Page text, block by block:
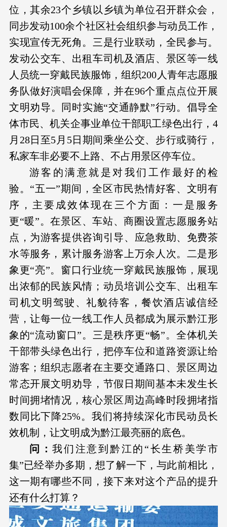
位，其余23个乡镇以乡镇为单位召开群众会，
同步发动100余个社区社会组织参与动员工作，
实现宣传无死角。三是行业联动，全民参与。
发动公交车、出租车司机及酒店、景区等一线
人员统一穿戴民族服饰，组织200人青年志愿服
务队做好演唱会保障，并在96个重点点位开展
文明劝导。同时实施“交通静默”行动。倡导全
体市民、机关企事业单位干部职工绿色出行，4
月28日至5月5日期间乘坐公交、步行或骑行，
私家车非必要不上路、不占用景区停车位。
游客的满意就是对我们工作最好的检
验。“五一”期间，全区市民热情好客、文明有
序，主要成效体现在三个方面：一是服务
更“暖”。在景区、车站、商圈设置志愿服务站
点，为游客提供咨询引导、应急救助、免费茶
水等服务，累计服务游客上万余人次。二是形
象更“亮”。窗口行业统一穿戴民族服饰，展现
出浓郁的民族风情；动员培训公交车、出租车
司机文明驾驶、礼貌待客，餐饮酒店诚信经
营，让每一位一线工作人员都成为展示黔江形
象的“流动窗口”。三是秩序更“畅”。全体机关
干部带头绿色出行，把停车位和道路资源让给
游客；组织志愿者在主要交通路口、景区周边
常态开展文明劝导，节假日期间基本未发生长
时间拥堵情况，核心景区周边高峰时段拥堵指
数同比下降25%。我们将持续深化市民动员长
效机制，让文明成为黔江最亮丽的底色。
问：我们注意到黔江的“长生桥美学市
集”已经举办多期，想了解一下，与此前相比，
这一期有哪些不同，接下来对这个产品的提升
还有什么打算？